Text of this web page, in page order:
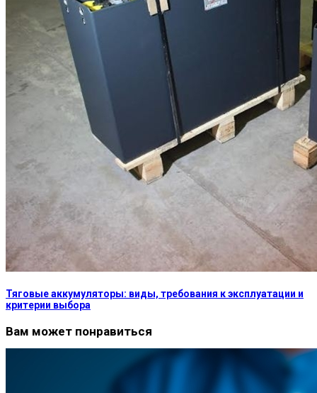
Тяговые аккумуляторы: виды, требования к эксплуатации и
критерии выбора
Вам может понравиться